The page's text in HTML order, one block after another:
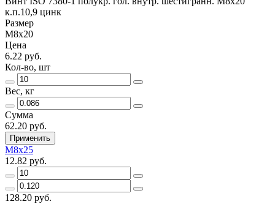
к.п.10,9 цинк
Размер
М8х20
Цена
6.22 руб.
Кол-во, шт
Вес, кг
Сумма
62.20 руб.
Применить
М8х25
12.82 руб.
128.20 руб.